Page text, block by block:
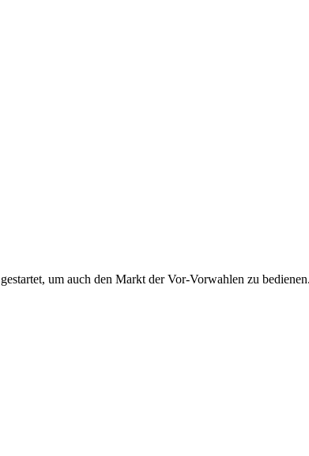
um auch den Markt der Vor-Vorwahlen zu